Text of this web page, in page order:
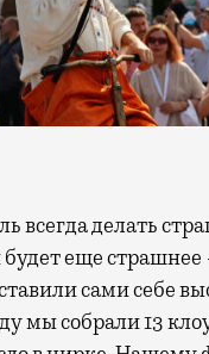
всегда делать
будет еще
сами себе
мы собрали 13